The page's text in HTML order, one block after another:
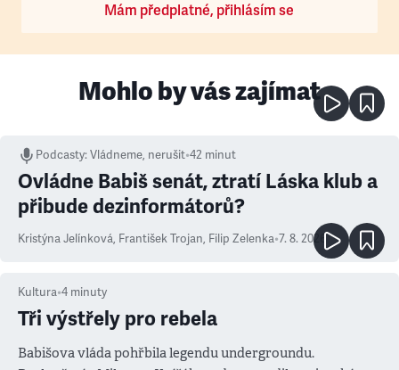
Mám předplatné, přihlásím se
Mohlo by vás zajímat
Podcasty:Vládneme, nerušit•42 minut
Ovládne Babiš senát, ztratí Láska klub a
přibude dezinformátorů?
Kristýna Jelínková, František Trojan, Filip Zelenka•7. 8. 2026
Kultura•4 minuty
Tři výstřely pro rebela
Babišova vláda pohřbila legendu undergroundu.